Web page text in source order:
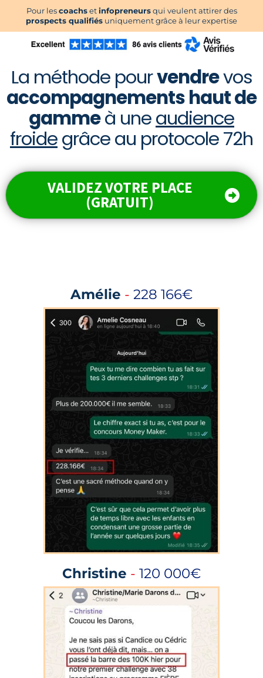
Pour lescoachsetinfopreneursqui veulent attirer des
prospects qualifiés uniquement grâce à leur expertise
La méthode pourvendrevos
accompagnements haut de
gammeà uneaudience
froidegrâce au protocole 72h
VALIDEZ VOTRE PLACE
(GRATUIT)
Amélie - 228 166€
Christine - 120 000€